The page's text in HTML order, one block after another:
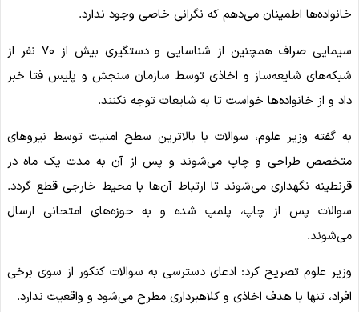
خانواده‌ها اطمینان می‌دهم که نگرانی خاصی وجود ندارد.
سیمایی صراف همچنین از شناسایی و دستگیری بیش از ۷۰ نفر از
شبکه‌های شایعه‌ساز و اخاذی توسط سازمان سنجش و پلیس فتا خبر
داد و از خانواده‌ها خواست تا به شایعات توجه نکنند.
به گفته وزیر علوم، سوالات با بالاترین سطح امنیت توسط نیروهای
متخصص طراحی و چاپ می‌شوند و پس از آن به مدت یک ماه در
قرنطینه نگهداری می‌شوند تا ارتباط آن‌ها با محیط خارجی قطع گردد.
سوالات پس از چاپ، پلمپ شده و به حوزه‌های امتحانی ارسال
می‌شوند.
وزیر علوم تصریح کرد: ادعای دسترسی به سوالات کنکور از سوی برخی
افراد، تنها با هدف اخاذی و کلاهبرداری مطرح می‌شود و واقعیت ندارد.